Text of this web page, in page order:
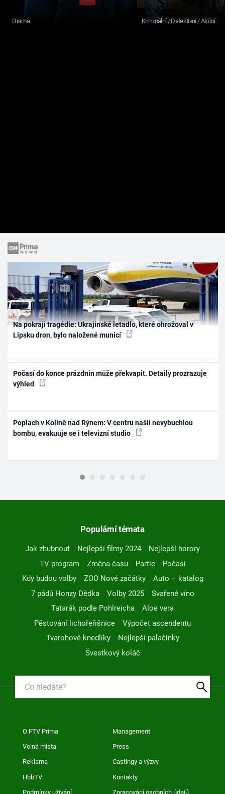
Drama Kriminální / Detektivní / Akční
Na pokraji tragédie: Ukrajinské letadlo, které ohrožoval v
Lipsku dron, bylo naložené municí
Počasí do konce prázdnin může překvapit. Detaily prozrazuje
výhled
Poplach v Kolíně nad Rýnem: V centru našli nevybuchlou
bombu, evakuuje se i televizní studio
Populární témata
Jak zhubnout Nejlepší filmy 2024
Nejlepší horory
TV program
Změna času Partie
Počasí
Kdy budou volby
ZOO Nové začátky
Auto – katalog
7 pádů Honzy Dědka
Volby 2025
Svařené víno
Tatarák podle Pohlreicha
Aloe vera
Pěstování lichořeřišnice
Výpočet ascendentu
Tvarohové knedlíky
Nejlepší palačinky
Švestkový koláč
O FTV Prima Management
Volná místa Press
Reklama Castingy a výzvy
HbbTV Kontakty
Podmínky užívání Zpracování osobních údajů